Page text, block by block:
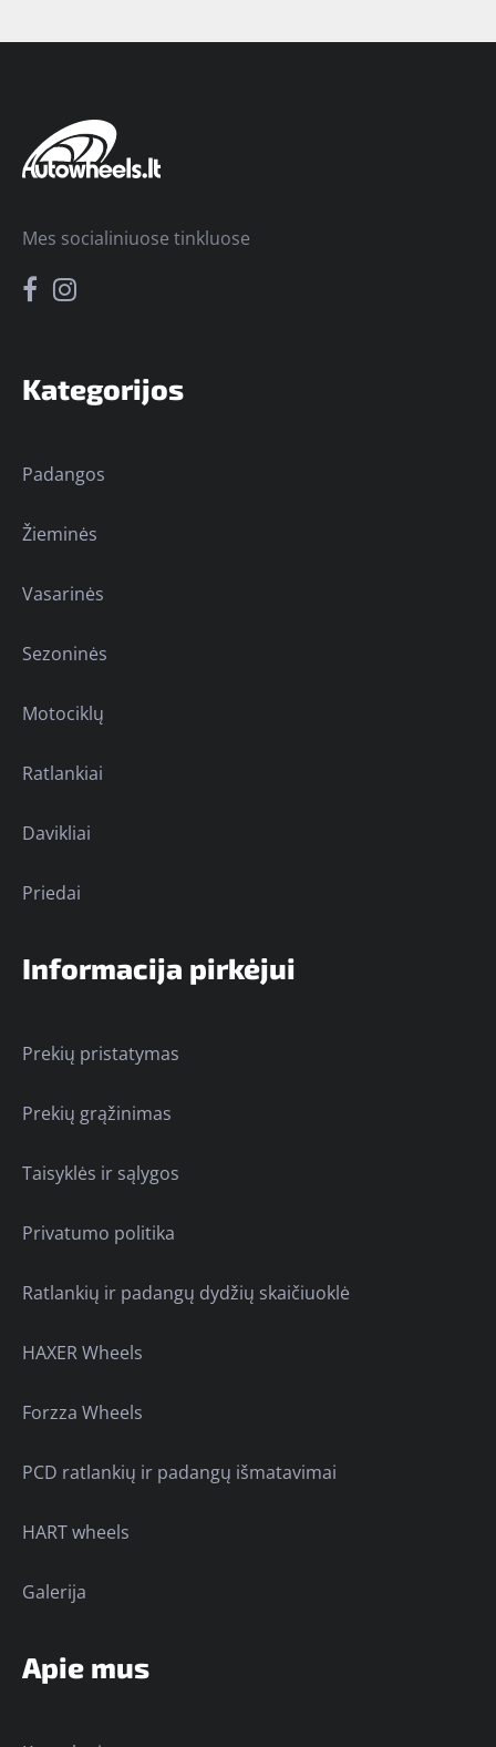
Kategorijos
Padangos
Žieminės
Vasarinės
Sezoninės
Motociklų
Ratlankiai
Davikliai
Priedai
Informacija pirkėjui
Prekių pristatymas
Prekių grąžinimas
Taisyklės ir sąlygos
Privatumo politika
Ratlankių ir padangų dydžių skaičiuoklė
HAXER Wheels
Forzza Wheels
PCD ratlankių ir padangų išmatavimai
HART wheels
Galerija
Apie mus
Mes socialiniuose tinkluose